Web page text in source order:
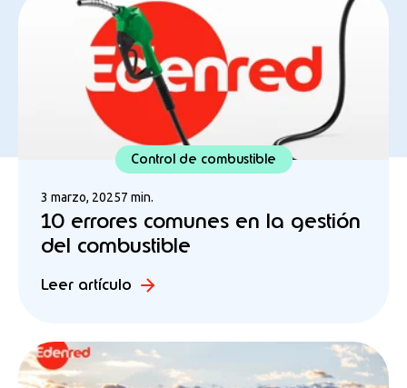
Control de combustible
3 marzo, 20257 min.
10 errores comunes en la gestión
del combustible
Leer artículo